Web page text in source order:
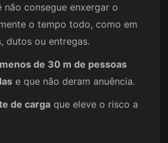
não consegue enxergar o
o tempo todo, como em
dutos ou entregas.
de 30 m de pessoas
e que não deram anuência.
de carga que eleve o risco a